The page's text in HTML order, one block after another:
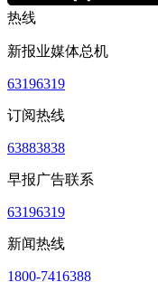
热线
新报业媒体总机
63196319
订阅热线
63883838
早报广告联系
63196319
新闻热线
1800-7416388